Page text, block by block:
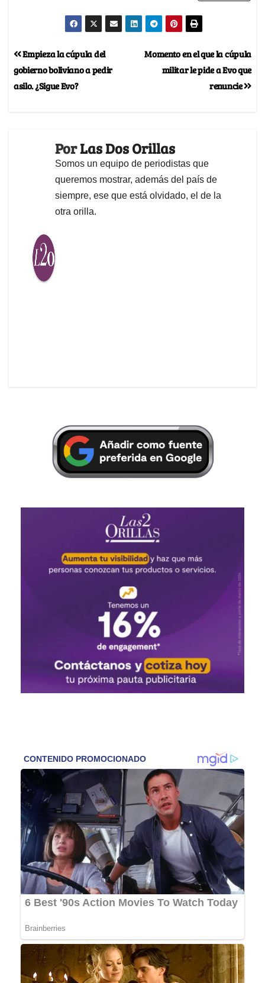
Momento en el que la cúpula
militar le pide a Evo que
renuncie
Empieza la cúpula del
gobierno boliviano a pedir
asilo. ¿Sigue Evo?
PorLas Dos Orillas
Somos un equipo de periodistas que
queremos mostrar, además del país de
siempre, ese que está olvidado, el de la
otra orilla.